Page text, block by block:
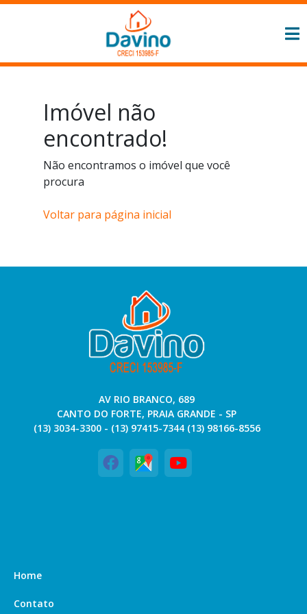
Imóvel não
encontrado!
Não encontramos o imóvel que você
procura
Voltar para página inicial
AV RIO BRANCO, 689
CANTO DO FORTE, PRAIA GRANDE - SP
(13) 3034-3300 - (13) 97415-7344 (13) 98166-8556
Home
Contato